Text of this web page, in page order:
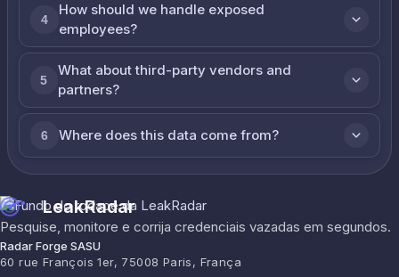
4
How should we handle exposed
employees?
5
What about third-party vendors and
partners?
6 Where does this data come from?
LeakRadar
Pesquise, monitore e corrija credenciais vazadas em segundos.
Radar Forge SASU
60 rue François 1er, 75008 Paris, França